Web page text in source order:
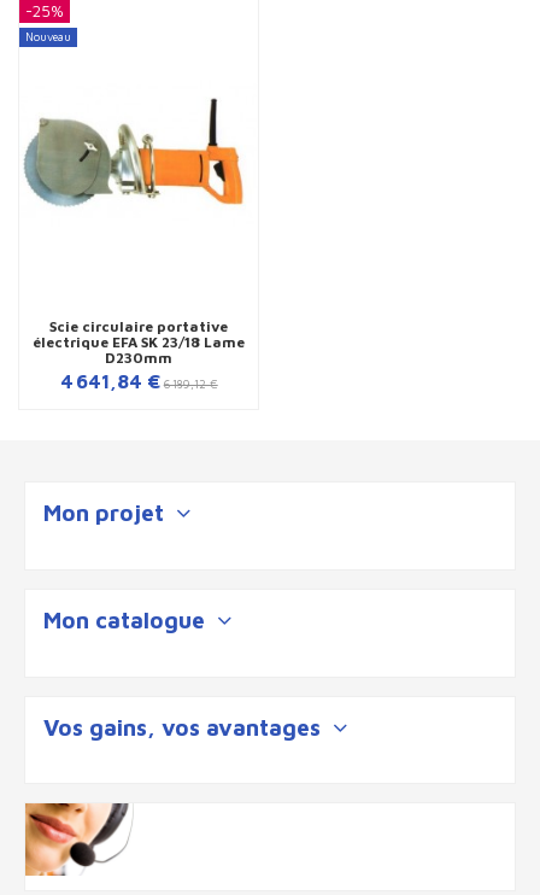
-25%
Nouveau
Scie circulaire portative
électrique EFA SK 23/18 Lame
D230mm
4 641,84 € 6 189,12 €
Mon projet
Mon catalogue
Vos gains, vos avantages